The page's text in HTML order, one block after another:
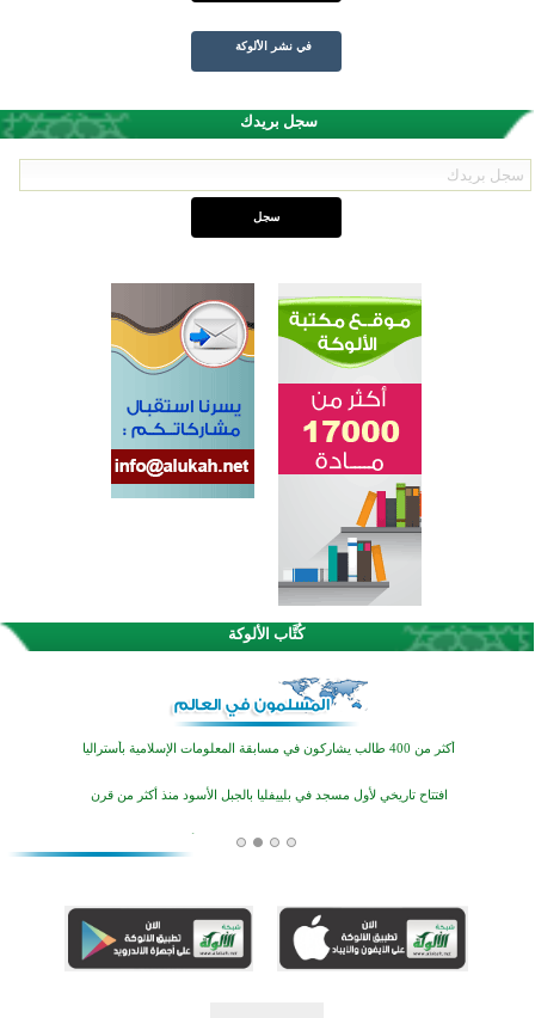
في نشر الألوكة
سجل بريدك
كُتَّاب الألوكة
القرآن والتربية في صدارة البرامج الصيفية للمسلمين في بينزا وساراتوف وموردوفيا هذا العام
اختتام الدورة التاسعة لمسابقة حفظ وتلاوة القرآن الكريم في أزناكاييف
أكثر من 100 شخص يتعرفون على الإسلام خلال يوم المسجد المفتوح في ميلفيل
اختتام منافسات قرآنية متميزة في بنغلاديش بمشاركة 3000 متسابق
أكثر من 400 طالب يشاركون في مسابقة المعلومات الإسلامية بأستراليا
افتتاح تاريخي لأول مسجد في بلييفليا بالجبل الأسود منذ أكثر من قرن
منطقة ريبوفسي تحتفل بميلاد مسجد جديد في أجواء إيمانية مميزة
القرآن والتربية في صدارة البرامج الصيفية للمسلمين في بينزا وساراتوف وموردوفيا هذا العام